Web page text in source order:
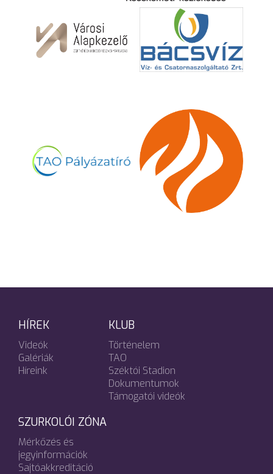
HÍREK
Videók
Galériák
Híreink
KLUB
Történelem
TAO
Széktói Stadion
Dokumentumok
Támogatói videók
SZURKOLÓI ZÓNA
Mérkőzés és
jegyinformációk
Sajtóakkreditáció